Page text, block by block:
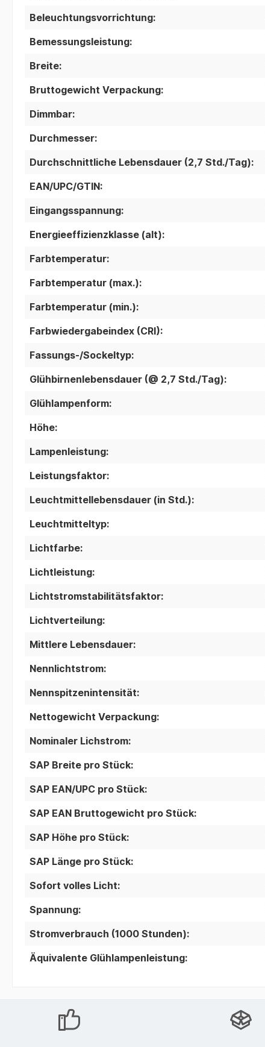
Beleuchtungsvorrichtung:
Bemessungsleistung:
Breite:
Bruttogewicht Verpackung:
Dimmbar:
Durchmesser:
Durchschnittliche Lebensdauer (2,7 Std./Tag):
EAN/UPC/GTIN:
Eingangsspannung:
Energieeffizienzklasse (alt):
Farbtemperatur:
Farbtemperatur (max.):
Farbtemperatur (min.):
Farbwiedergabeindex (CRI):
Fassungs-/Sockeltyp:
Glühbirnenlebensdauer (@ 2,7 Std./Tag):
Glühlampenform:
Höhe:
Lampenleistung:
Leistungsfaktor:
Leuchtmittellebensdauer (in Std.):
Leuchtmitteltyp:
Lichtfarbe:
Lichtleistung:
Lichtstromstabilitätsfaktor:
Lichtverteilung:
Mittlere Lebensdauer:
Nennlichtstrom:
Nennspitzenintensität:
Nettogewicht Verpackung:
Nominaler Lichstrom:
SAP Breite pro Stück:
SAP EAN/UPC pro Stück:
SAP EAN Bruttogewicht pro Stück:
SAP Höhe pro Stück:
SAP Länge pro Stück:
Sofort volles Licht:
Spannung:
Stromverbrauch (1000 Stunden):
Äquivalente Glühlampenleistung: